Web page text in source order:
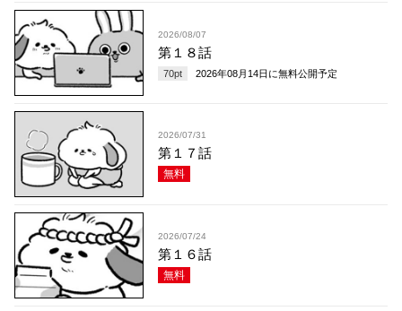
2026/08/07
第１８話
70pt 2026年08月14日 に無料公開予定
2026/07/31
第１７話
無料
2026/07/24
第１６話
無料